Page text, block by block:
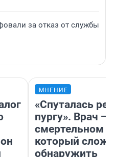
за отказ от службы
МНЕНИЕ
«Спуталась
пургу». Врач —
смертельном
который
обнаружить